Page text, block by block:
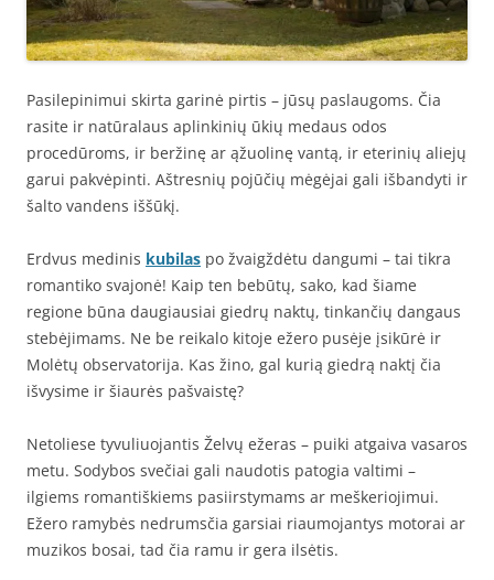
Pasilepinimui skirta garinė pirtis – jūsų paslaugoms. Čia
rasite ir natūralaus aplinkinių ūkių medaus odos
procedūroms, ir beržinę ar ąžuolinę vantą, ir eterinių aliejų
garui pakvėpinti. Aštresnių pojūčių mėgėjai gali išbandyti ir
šalto vandens iššūkį.
Erdvus medinis kubilas po žvaigždėtu dangumi – tai tikra
romantiko svajonė! Kaip ten bebūtų, sako, kad šiame
regione būna daugiausiai giedrų naktų, tinkančių dangaus
stebėjimams. Ne be reikalo kitoje ežero pusėje įsikūrė ir
Molėtų observatorija. Kas žino, gal kurią giedrą naktį čia
išvysime ir šiaurės pašvaistę?
Netoliese tyvuliuojantis Želvų ežeras – puiki atgaiva vasaros
metu. Sodybos svečiai gali naudotis patogia valtimi –
ilgiems romantiškiems pasiirstymams ar meškeriojimui.
Ežero ramybės nedrumsčia garsiai riaumojantys motorai ar
muzikos bosai, tad čia ramu ir gera ilsėtis.